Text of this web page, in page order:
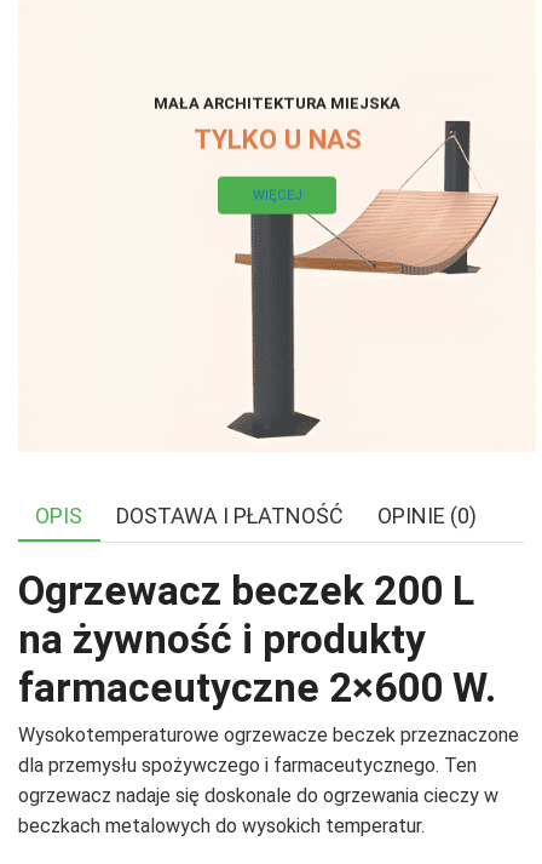
MAŁA ARCHITEKTURA MIEJSKA
TYLKO U NAS
WIĘCEJ
OPIS DOSTAWA I PŁATNOŚĆ OPINIE (0)
Ogrzewacz beczek 200 L
na żywność i produkty
farmaceutyczne 2×600 W.
Wysokotemperaturowe ogrzewacze beczek przeznaczone
dla przemysłu spożywczego i farmaceutycznego. Ten
ogrzewacz nadaje się doskonale do ogrzewania cieczy w
beczkach metalowych do wysokich temperatur.